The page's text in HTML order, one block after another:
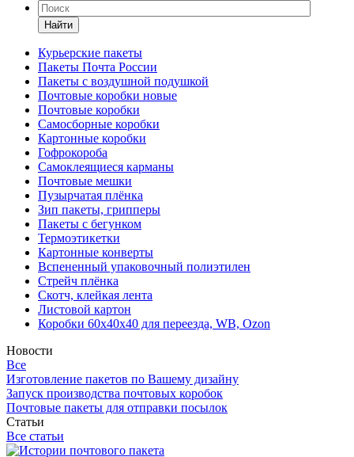
Найти
Курьерские пакеты
Пакеты Почта России
Пакеты с воздушной подушкой
Почтовые коробки новые
Почтовые коробки
Самосборные коробки
Картонные коробки
Гофрокороба
Самоклеящиеся карманы
Почтовые мешки
Пузырчатая плёнка
Зип пакеты, грипперы
Пакеты с бегунком
Термоэтикетки
Картонные конверты
Вспененный упаковочный полиэтилен
Стрейч плёнка
Скотч, клейкая лента
Листовой картон
Коробки 60х40х40 для переезда, WB, Ozon
Новости
Все
Изготовление пакетов по Вашему дизайну
Запуск производства почтовых коробок
Почтовые пакеты для отправки посылок
Статьи
Все статьи